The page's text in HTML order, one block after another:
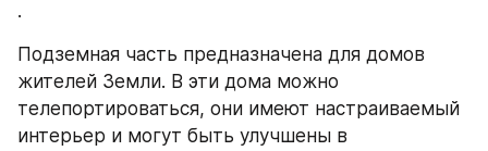
.
Подземная часть предназначена для домов
жителей Земли. В эти дома можно
телепортироваться, они имеют настраиваемый
интерьер и могут быть улучшены в